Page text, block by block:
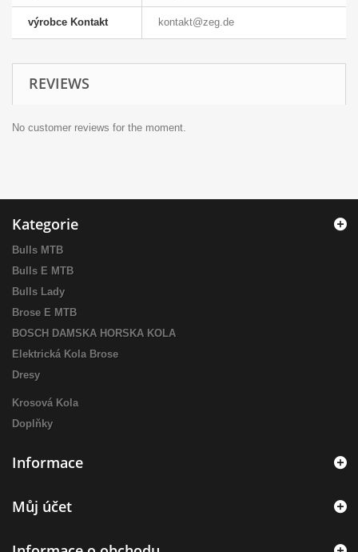
výrobce Kontakt kontakt@zeg.de
REVIEWS
No customer reviews for the moment.
Kategorie
Bulls MTB
Bulls E MTB
Bulls Lady
Brose E MTB
BOSCH DAMSKA HORSKA KOLA
Elektrická Kola Brose
Dresy
Krosová Kola
Doplňky
Informace
Můj účet